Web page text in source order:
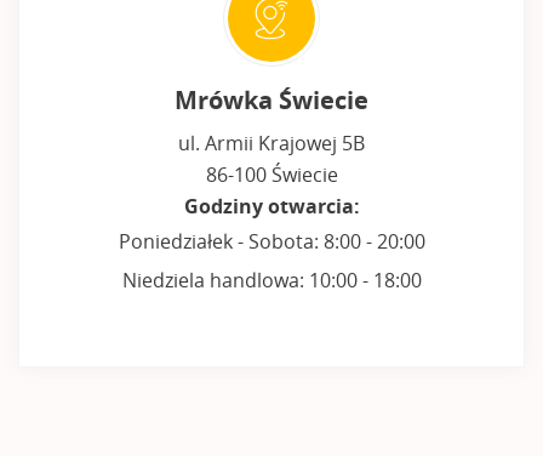
Mrówka Świecie
ul. Armii Krajowej 5B
86-100 Świecie
Godziny otwarcia:
Poniedziałek - Sobota: 8:00 - 20:00
Niedziela handlowa: 10:00 - 18:00